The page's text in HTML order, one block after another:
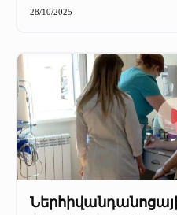
28/10/2025